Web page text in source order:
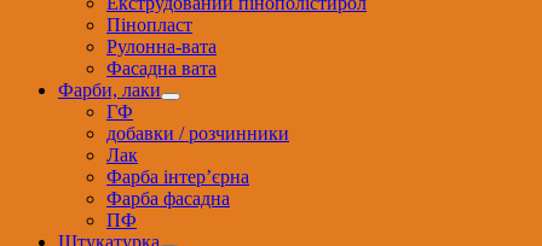
Пінопласт
Рулонна-вата
Фасадна вата
Фарби, лаки
ГФ
добавки / розчинники
Лак
Фарба інтер’єрна
Фарба фасадна
ПФ
Штукатурка